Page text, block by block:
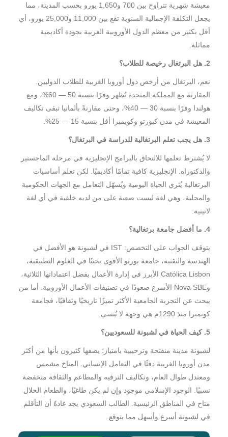
معيشة شهرية تتراوح بين 700 و1,650 يورو بحسب المدينة، مما
يجعل التكلفة الإجمالية السنوية تقع بين 11,000 و25,000 يورو، أي
أقل بكثير من معظم الدول الأوروبية الغربية بجودة أكاديمية
مماثلة.
2. هل البرتغال رخيصة للطلاب؟
نعم، البرتغال من أرخص دول أوروبا الغربية للطلاب الدوليين.
المقارنة مع المملكة المتحدة تُظهر وفرًا بنسبة 50 — 60%، ومع
هولندا وفرًا بنسبة 30 — 40%، وحتى مقارنةً بألمانيا تبقى تكاليف
المعيشة في مدن كبورتو وكويمبرا أقل بنسبة 15 — 25%.
3. هل يجب تعلم البرتغالية للدراسة في البرتغال؟
لا يُشترط تعلمها للالتحاق بالبرامج الإنجليزية في مرحلة الماجستير
والدكتوراه. الإنجليزية كافية تمامًا أكاديميًا. لكن تعلم أساسيات
البرتغالية يُثري الحياة اليومية ويُسهّل التعامل مع الجهات الحكومية
والمحلية، وهي لغة ليست صعبة على من لديه خلفية في أي لغة
لاتينية.
4. ما أفضل جامعة برتغالية؟
يتوقف الجواب على التخصص: IST في لشبونة هو الأفضل في
الهندسة والتقنية، جامعة بورتو الأقوى بحثيًا في العلوم التطبيقية،
Católica Lisbon الأبرز في إدارة الأعمال بفضل اعتماداتها الثلاثية،
وNova SBE الأسرع صعودًا في تصنيفات الأعمال الأوروبية. أما من
يبحث عن التجربة الجامعية الأكثر تميزًا تاريخيًا وثقافيًا، فجامعة
كويمبرا منذ 1290م هي وجهة لا تُنسى.
5. كيف الحياة في لشبونة للسعوديين؟
لشبونة مدينة منفتحة وترحيبية بامتياز؛ يصفها كثيرون بأنها من أكثر
مدن أوروبا الغربية دفئًا في التعامل الإنساني. المناخ مشمس
ومعتدل طوال العام، وتكاليف الترفيه والمطاعم والثقافة منخفضة
نسبيًا. الوجود الإسلامي موجود وإن لم يكن طاغيًا، والطعام الحلال
متاح في المناطق الرئيسية. الطالب السعودي يجد عادةً أن التأقلم
في لشبونة أسرع وأسهل مما يتوقع.